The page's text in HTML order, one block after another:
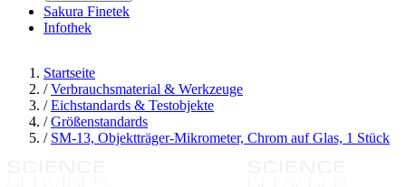
Sakura Finetek
Infothek
Startseite
/ Verbrauchsmaterial & Werkzeuge
/ Eichstandards & Testobjekte
/ Größenstandards
/ SM-13, Objektträger-Mikrometer, Chrom auf Glas, 1 Stück